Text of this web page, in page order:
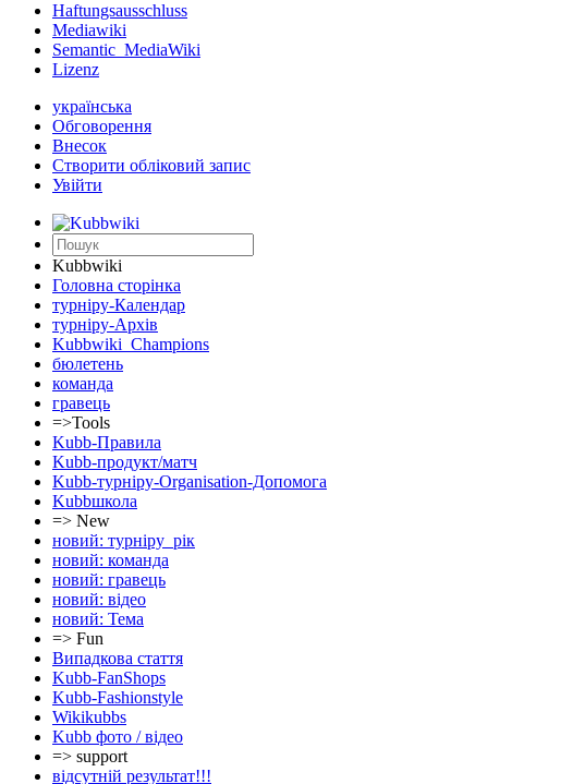
Haftungsausschluss
Mediawiki
Semantic_MediaWiki
Lizenz
українська
Обговорення
Внесок
Створити обліковий запис
Увійти
Kubbwiki
Головна сторінка
турніру-Календар
турніру-Архів
Kubbwiki_Champions
бюлетень
команда
гравець
=>Tools
Kubb-Правила
Kubb-продукт/матч
Kubb-турніру-Organisation-Допомога
Kubbшкола
=> New
новий: турніру_рік
новий: команда
новий: гравець
новий: відео
новий: Тема
=> Fun
Випадкова стаття
Kubb-FanShops
Kubb-Fashionstyle
Wikikubbs
Kubb фото / відео
=> support
відсутній результат!!!